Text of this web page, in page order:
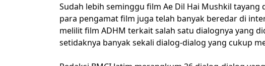
Sudah lebih seminggu film Ae Dil Hai Mushkil
para pengamat film juga telah banyak beredar di
melilit film ADHM terkait salah satu dialognya yang
setidaknya banyak sekali dialog-dialog yang cukup